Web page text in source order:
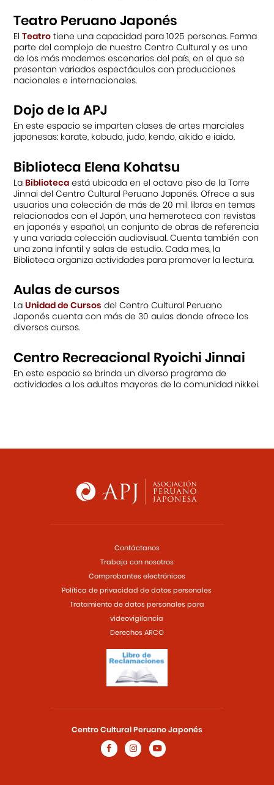
Teatro Peruano Japonés
ElTeatro tiene una capacidad para 1025 personas. Forma
parte del complejo de nuestro Centro Cultural y es uno
de los más modernos escenarios del país, en el que se
presentan variados espectáculos con producciones
nacionales e internacionales.
Dojo de la APJ
En este espacio se imparten clases de artes marciales
japonesas: karate, kobudo, judo, kendo, aikido e iaido.
Biblioteca Elena Kohatsu
LaBiblioteca está ubicada en el octavo piso de la Torre
Jinnai del Centro Cultural Peruano Japonés. Ofrece a sus
usuarios una colección de más de 20 mil libros en temas
relacionados con el Japón, una hemeroteca con revistas
en japonés y español, un conjunto de obras de referencia
y una variada colección audiovisual. Cuenta también con
una zona infantil y salas de estudio. Cada mes, la
Biblioteca organiza actividades para promover la lectura.
Aulas de cursos
LaUnidad de Cursos del Centro Cultural Peruano
Japonés cuenta con más de 30 aulas donde ofrece los
diversos cursos.
Centro Recreacional Ryoichi Jinnai
En este espacio se brinda un diverso programa de
actividades a los adultos mayores de la comunidad nikkei.
Centro Cultural Peruano Japonés
Contáctanos
Trabaja con nosotros
Comprobantes electrónicos
Política de privacidad de datos personales
Tratamiento de datos personales para
videovigilancia
Derechos ARCO